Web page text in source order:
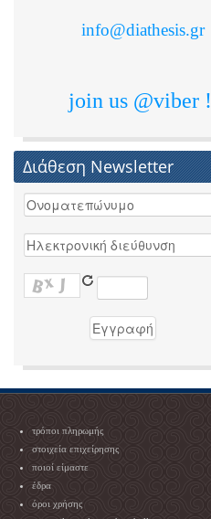
info@diathesis.gr
join us @viber !
Διάθεση Newsletter
τρόποι πληρωμής
στοιχεία επιχείρησης
ποιοί είμαστε
έδρα
όροι χρήσης